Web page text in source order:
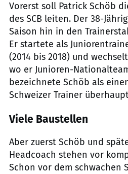
Vorerst soll Patrick Schöb
des SCB leiten. Der 38-
Saison hin in den
Er startete als
(2014 bis 2018) und
wo er Junioren-
bezeichnete Schöb als
Schweizer Trainer
Viele Baustellen
Aber zuerst Schöb und
Headcoach stehen vor
Schon vor dem schwachen